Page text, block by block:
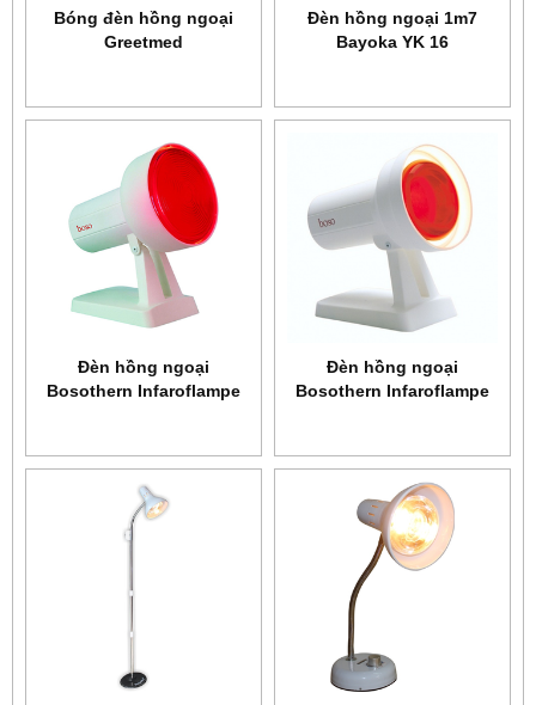
Bóng đèn hồng ngoại
Greetmed
Đèn hồng ngoại 1m7
Bayoka YK 16
Ðèn hồng ngoại
Bosothern Infaroflampe
Ðèn hồng ngoại
Bosothern Infaroflampe